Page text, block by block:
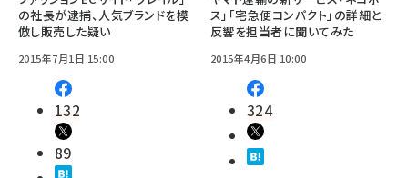
の社長が逮捕、人気ブランドを模
倣し販売した疑い
2015年7月1日 15:00
132
89
ス」「宅急便コンパクト」の詳細と
反響を担当者に聞いてみた
2015年4月6日 10:00
324